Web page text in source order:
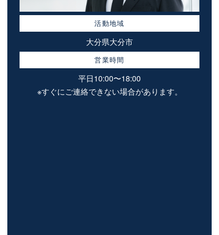
活動地域
大分県大分市
営業時間
平日10:00〜18:00
※すぐにご連絡できない場合があります。